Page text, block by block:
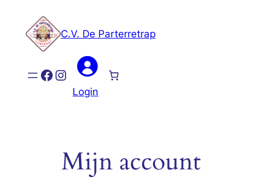
C.V. De Parterretrap
Facebook
Instagram
Login
Mijn account